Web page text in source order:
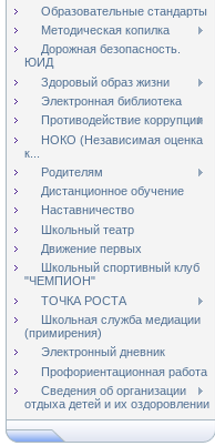
Образовательные стандарты
Методическая копилка
Дорожная безопасность.
ЮИД
Здоровый образ жизни
Электронная библиотека
Противодействие коррупции
НОКО (Независимая оценка
к...
Родителям
Дистанционное обучение
Наставничество
Школьный театр
Движение первых
Школьный спортивный клуб
"ЧЕМПИОН"
ТОЧКА РОСТА
Школьная служба медиации
(примирения)
Электронный дневник
Профориентационная работа
Сведения об организации
отдыха детей и их оздоровлении